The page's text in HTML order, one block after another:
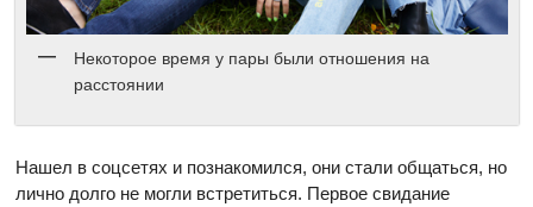
Некоторое время у пары были отношения на
расстоянии
Нашел в соцсетях и познакомился, они стали общаться, но
лично долго не могли встретиться. Первое свидание